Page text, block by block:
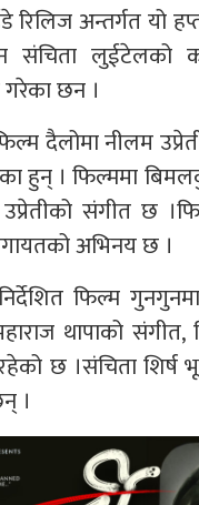
रिलिज अन्तर्गत यो
संचिता लुईटेलको
छन ।
दैलोमा नीलम
हुन् । फिल्ममा
संगीत छ
अभिनय छ ।
फिल्म
थापाको
छ ।संचिता शिर्ष
।